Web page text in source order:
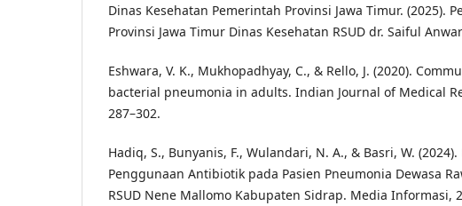
Dinas Kesehatan Pemerintah Provinsi Jawa Timur. (2025).
Provinsi Jawa Timur Dinas Kesehatan RSUD dr. Saiful
Eshwara, V. K., Mukhopadhyay, C., & Rello, J. (2020).
bacterial pneumonia in adults. Indian Journal of Medical
287–302.
Hadiq, S., Bunyanis, F., Wulandari, N. A., & Basri, W. (2024).
Penggunaan Antibiotik pada Pasien Pneumonia Dewasa
RSUD Nene Mallomo Kabupaten Sidrap. Media Informasi,